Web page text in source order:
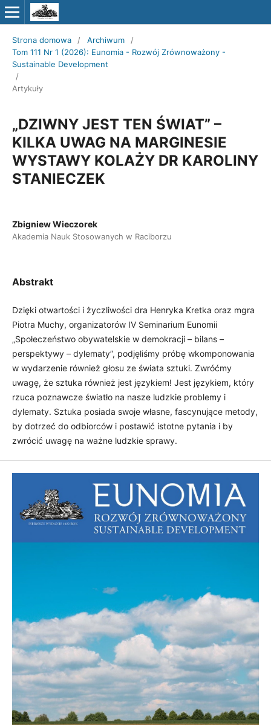
Strona domowa / Archiwum
/
Tom 111 Nr 1 (2026): Eunomia - Rozwój Zrównoważony -
Sustainable Development
/
Artykuły
„DZIWNY JEST TEN ŚWIAT” –
KILKA UWAG NA MARGINESIE
WYSTAWY KOLAŻY DR KAROLINY
STANIECZEK
Zbigniew Wieczorek
Akademia Nauk Stosowanych w Raciborzu
Abstrakt
Dzięki otwartości i życzliwości dra Henryka Kretka oraz mgra
Piotra Muchy, organizatorów IV Seminarium Eunomii
„Społeczeństwo obywatelskie w demokracji – bilans –
perspektywy – dylematy”, podjęliśmy próbę wkomponowania
w wydarzenie również głosu ze świata sztuki. Zwróćmy
uwagę, że sztuka również jest językiem! Jest językiem, który
rzuca poznawcze światło na nasze ludzkie problemy i
dylematy. Sztuka posiada swoje własne, fascynujące metody,
by dotrzeć do odbiorców i postawić istotne pytania i by
zwrócić uwagę na ważne ludzkie sprawy.